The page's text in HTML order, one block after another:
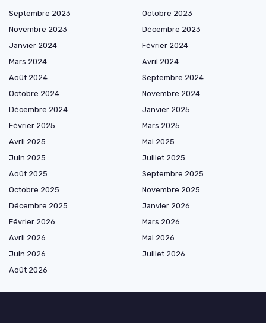
Septembre 2023
Octobre 2023
Novembre 2023
Décembre 2023
Janvier 2024
Février 2024
Mars 2024
Avril 2024
Août 2024
Septembre 2024
Octobre 2024
Novembre 2024
Décembre 2024
Janvier 2025
Février 2025
Mars 2025
Avril 2025
Mai 2025
Juin 2025
Juillet 2025
Août 2025
Septembre 2025
Octobre 2025
Novembre 2025
Décembre 2025
Janvier 2026
Février 2026
Mars 2026
Avril 2026
Mai 2026
Juin 2026
Juillet 2026
Août 2026